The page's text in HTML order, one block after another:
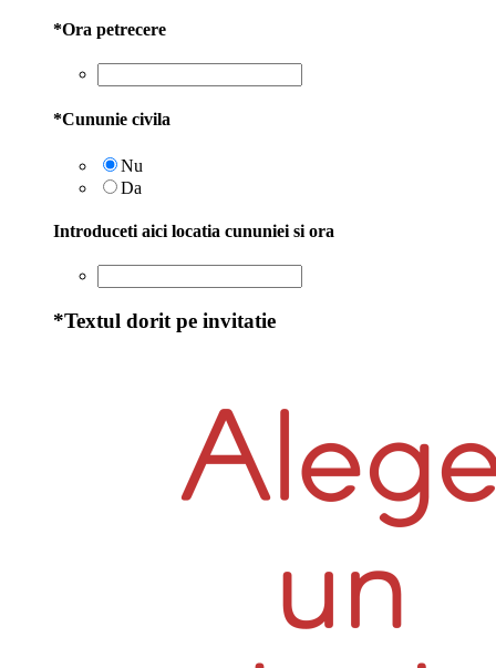
*Ora petrecere
*Cununie civila
Nu
Da
Introduceti aici locatia cununiei si ora
*Textul dorit pe invitatie